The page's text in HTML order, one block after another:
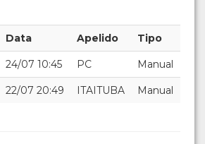
Data Apelido Tipo
24/07 10:45 PC Manual
22/07 20:49 ITAITUBA Manual